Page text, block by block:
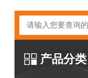
产品分类